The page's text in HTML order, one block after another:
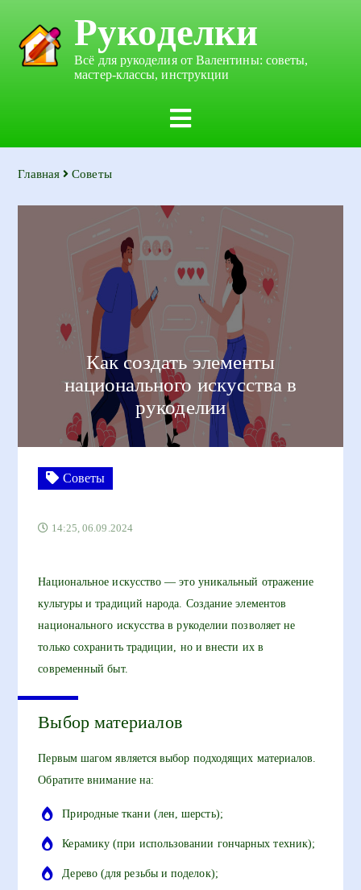
Рукоделки
Всё для рукоделия от Валентины: советы,
мастер-классы, инструкции
Главная Советы
Как создать элементы
национального искусства в
рукоделии
Советы
14:25, 06.09.2024
Национальное искусство — это уникальный отражение
культуры и традиций народа. Создание элементов
национального искусства в рукоделии позволяет не
только сохранить традиции, но и внести их в
современный быт.
Выбор материалов
Первым шагом является выбор подходящих материалов.
Обратите внимание на:
Природные ткани (лен, шерсть);
Керамику (при использовании гончарных техник);
Дерево (для резьбы и поделок);